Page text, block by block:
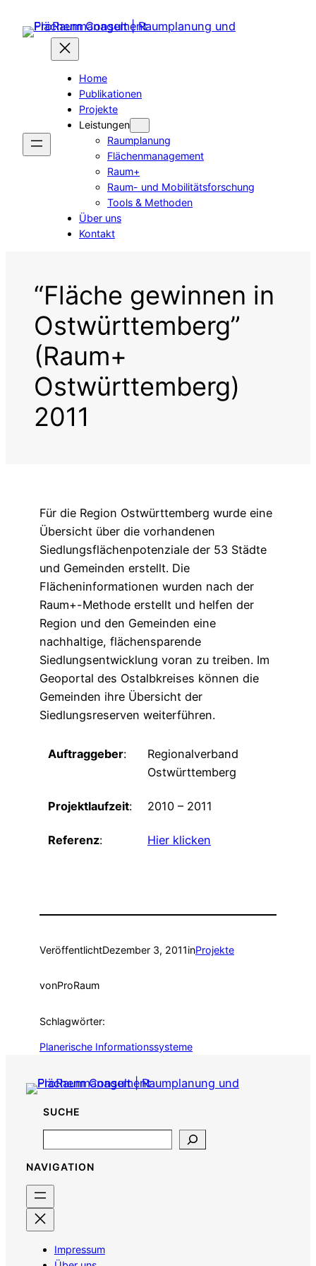
Inhalt
Home
Publikationen
Projekte
Leistungen
Raumplanung
Flächenmanagement
Raum+
Raum- und Mobilitätsforschung
Tools & Methoden
Über uns
Kontakt
“Fläche gewinnen in
Ostwürttemberg”
(Raum+
Ostwürttemberg)
2011
Für die Region Ostwürttemberg wurde eine
Übersicht über die vorhandenen
Siedlungsflächenpotenziale der 53 Städte
und Gemeinden erstellt. Die
Flächeninformationen wurden nach der
Raum+-Methode erstellt und helfen der
Region und den Gemeinden eine
nachhaltige, flächensparende
Siedlungsentwicklung voran zu treiben. Im
Geoportal des Ostalbkreises können die
Gemeinden ihre Übersicht der
Siedlungsreserven weiterführen.
Auftraggeber:
Regionalverband
Ostwürttemberg
Projektlaufzeit: 2010 – 2011
Referenz: Hier klicken
VeröffentlichtDezember 3, 2011inProjekte
vonProRaum
Schlagwörter:
Planerische Informationssysteme
SUCHE
NAVIGATION
Impressum